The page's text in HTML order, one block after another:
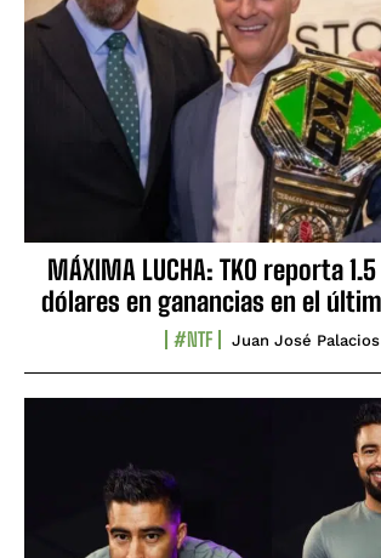
MÁXIMA LUCHA: TKO reporta
dólares en ganancias en el
#NTF Juan José Palacios